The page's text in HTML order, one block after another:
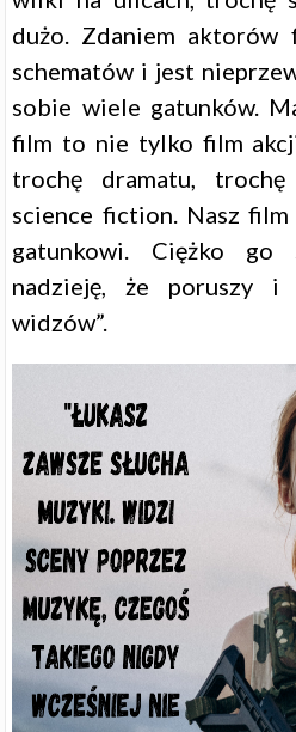
dużo. Zdaniem aktorów
schematów i jest
sobie wiele gatunków.
film to nie tylko film
trochę dramatu,
science fiction. Nasz film
gatunkowi. Ciężko go
nadzieję, że poruszy i
widzów”.